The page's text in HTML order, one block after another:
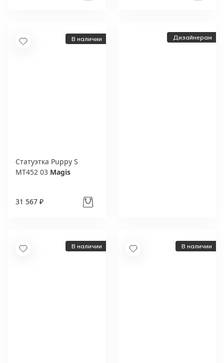
В наличии
Статуэтка Puppy S
MT452 03 Magis
31 567 ₽
Дизайнерам
В наличии В наличии